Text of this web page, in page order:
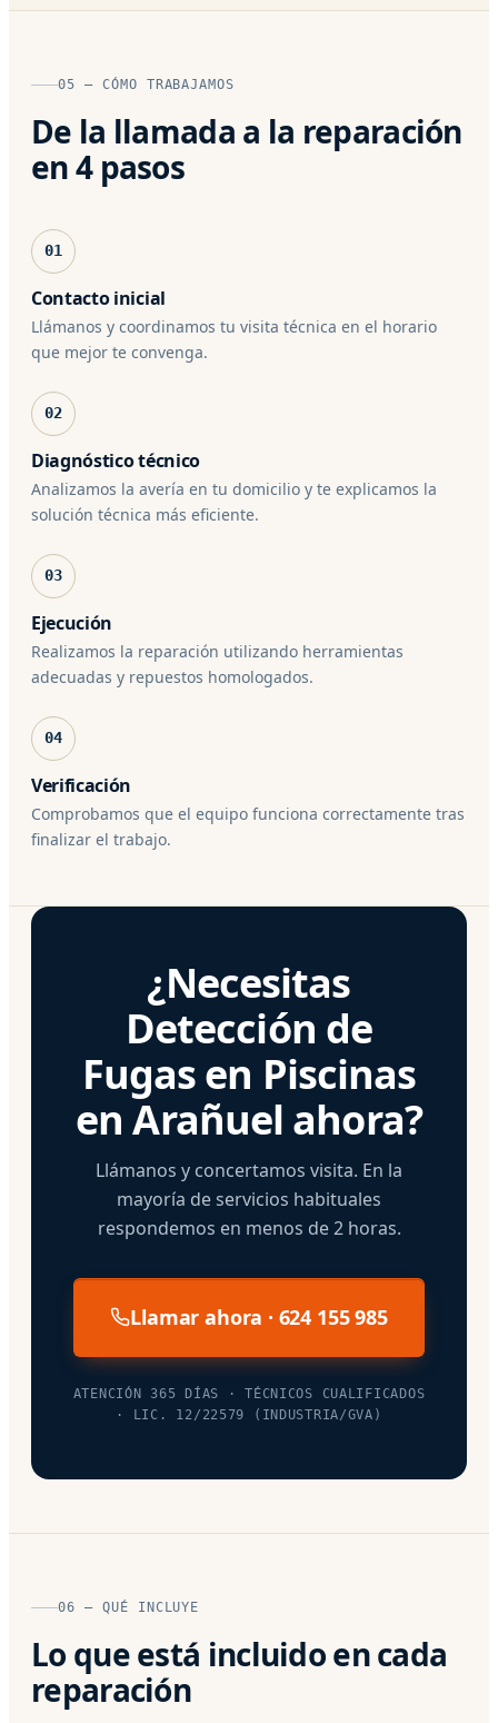
05 — CÓMO TRABAJAMOS
De la llamada a la reparación
en 4 pasos
01
Contacto inicial
Llámanos y coordinamos tu visita técnica en el horario
que mejor te convenga.
02
Diagnóstico técnico
Analizamos la avería en tu domicilio y te explicamos la
solución técnica más eficiente.
03
Ejecución
Realizamos la reparación utilizando herramientas
adecuadas y repuestos homologados.
04
Verificación
Comprobamos que el equipo funciona correctamente tras
finalizar el trabajo.
¿Necesitas
Detección de
Fugas en Piscinas
en Arañuel ahora?
Llámanos y concertamos visita. En la
mayoría de servicios habituales
respondemos en menos de 2 horas.
Llamar ahora · 624 155 985
ATENCIÓN 365 DÍAS · TÉCNICOS CUALIFICADOS
· LIC. 12/22579 (INDUSTRIA/GVA)
06 — QUÉ INCLUYE
Lo que está incluido en cada
reparación